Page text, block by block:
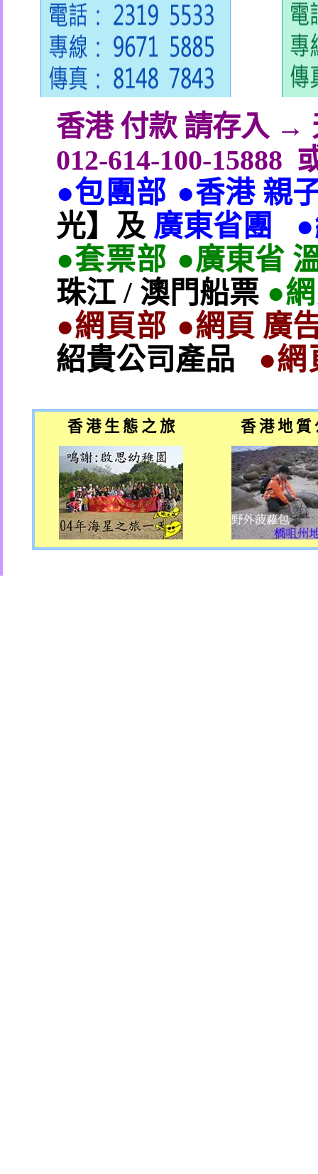
香港 付款 請存入 →
012-614-100-15888
●包團部 ●香港 親
光】及 廣東省團
●套票部 ●廣東省
珠江/ 澳門船票 ●
●網頁部 ●網頁 廣
紹貴公司產品
●網
香 港 生 態 之 旅 香 港 地 質